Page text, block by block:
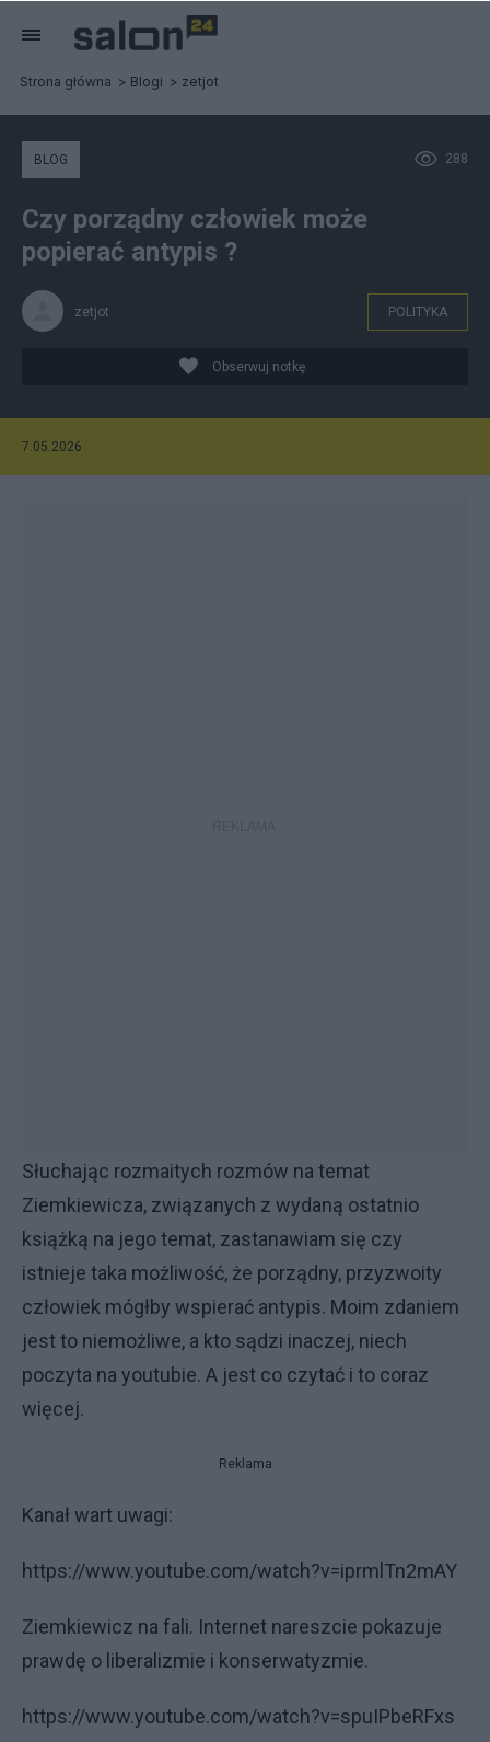
Strona główna Blogi zetjot
288
BLOG
Czy porządny człowiek może
popierać antypis ?
zetjot POLITYKA
Obserwuj notkę
7.05.2026
Słuchając rozmaitych rozmów na temat
Ziemkiewicza, związanych z wydaną ostatnio
książką na jego temat, zastanawiam się czy
istnieje taka możliwość, że porządny, przyzwoity
człowiek mógłby wspierać antypis. Moim zdaniem
jest to niemożliwe, a kto sądzi inaczej, niech
poczyta na youtubie. A jest co czytać i to coraz
więcej.
Reklama
Kanał wart uwagi:
https://www.youtube.com/watch?v=iprmlTn2mAY
Ziemkiewicz na fali. Internet nareszcie pokazuje
prawdę o liberalizmie i konserwatyzmie.
https://www.youtube.com/watch?v=spuIPbeRFxs